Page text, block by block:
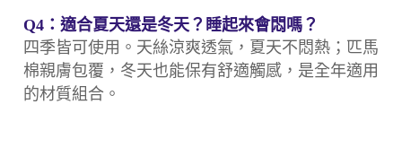
Q4：適合夏天還是冬天？睡起來會悶嗎？
四季皆可使用。天絲涼爽透氣，夏天不悶熱；匹馬
棉親膚包覆，冬天也能保有舒適觸感，是全年適用
的材質組合。